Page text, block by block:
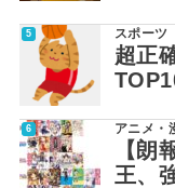
スポーツ
超正
アニメ・
【朗
王、